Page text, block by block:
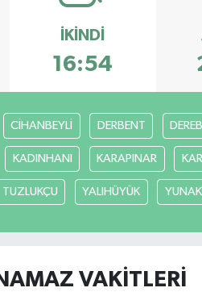
İKINDI
16:54
CİHANBEYLİ DERBENT
KADINHANI KARAPINAR
TUZLUKÇU YALIHÜYÜK YUNAK
VAKITLERI